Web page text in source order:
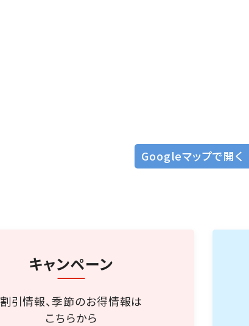
Googleマップで開く
キャンペーン
割引情報、季節のお得情報は
こちらから